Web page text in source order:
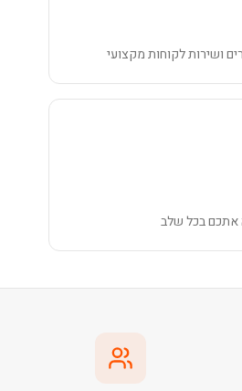
ושירות לקוחות מקצועי
אתכם בכל שלב